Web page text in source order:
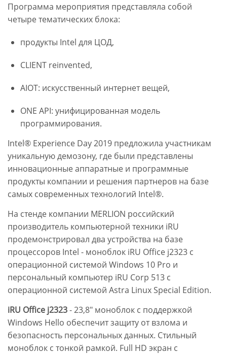
Программа мероприятия представляла собой
четыре тематических блока:
продукты Intel для ЦОД,
CLIENT reinvented,
AIOT: искусственный интернет вещей,
ONE API: унифицированная модель
программирования.
Intel® Experience Day 2019 предложила участникам
уникальную демозону, где были представлены
инновационные аппаратные и программные
продукты компании и решения партнеров на базе
самых современных технологий Intel®.
На стенде компании MERLION российский
производитель компьютерной техники iRU
продемонстрировал два устройства на базе
процессоров Intel - моноблок iRU Office j2323 с
операционной системой Windows 10 Pro и
персональный компьютер iRU Corp 513 с
операционной системой Astra Linux Special Edition.
iRU Office j2323- 23,8" моноблок с поддержкой
Windows Hello обеспечит защиту от взлома и
безопасность персональных данных. Стильный
моноблок с тонкой рамкой. Full HD экран с